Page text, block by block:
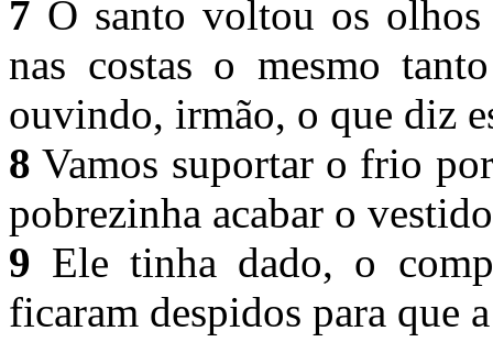
7 O santo voltou os
nas costas o mesmo
ouvindo, irmão, o que diz
8 Vamos suportar o frio
pobrezinha acabar o
9 Ele tinha dado, o
ficaram despidos para que